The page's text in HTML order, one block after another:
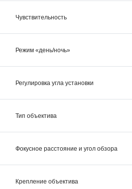
Чувствительность
Режим «день/ночь»
Регулировка угла установки
Тип объектива
Фокусное расстояние и угол обзора
Крепление объектива